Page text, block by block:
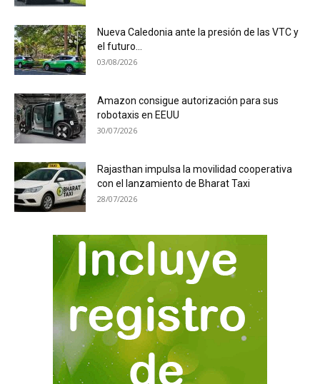
Nueva Caledonia ante la presión de las VTC y
el futuro...
03/08/2026
Amazon consigue autorización para sus
robotaxis en EEUU
30/07/2026
Rajasthan impulsa la movilidad cooperativa
con el lanzamiento de Bharat Taxi
28/07/2026